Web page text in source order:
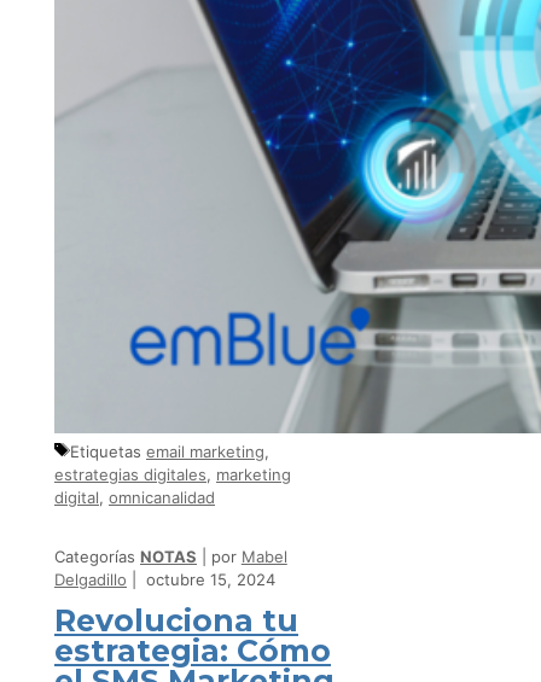
Etiquetas email marketing,
estrategias digitales, marketing
digital, omnicanalidad
Categorías NOTAS por Mabel
Delgadillo
octubre 15, 2024
Revoluciona tu
estrategia: Cómo